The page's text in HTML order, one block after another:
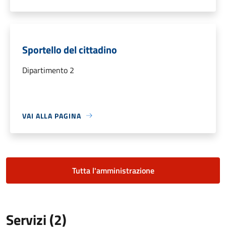
Sportello del cittadino
Dipartimento 2
VAI ALLA PAGINA
Tutta l'amministrazione
Servizi (2)